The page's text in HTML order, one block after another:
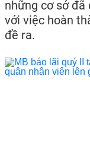
những cơ sở
với việc hoàn
đề ra.